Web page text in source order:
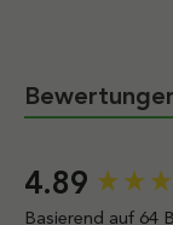
4.89
Basierend auf 64
New content